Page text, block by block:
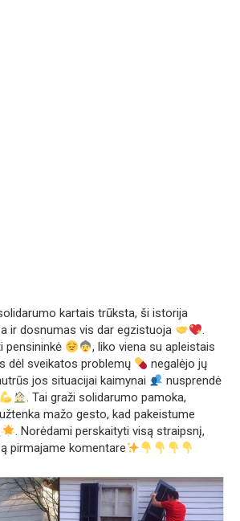
kartais trūksta, ši istorija
ir dosnumas vis dar egzistuoja
.
pensininkė
, liko viena su apleistais
dėl sveikatos problemų
negalėjo jų
jos situacijai kaimynai
nusprendė
. Tai graži solidarumo pamoka,
mažo gesto, kad pakeistume
. Norėdami perskaityti visą straipsnį,
pirmajame komentare